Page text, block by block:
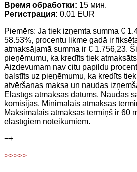
Время обработки: 15 мин.
Регистрация: 0.01 EUR
Piemērs: Ja tiek izņemta summa €
58.53%, procentu likme gadā ir
atmaksājamā summa ir € 1.756,23.
pieņēmumu, ka kredīts tiek
Aizdevumam nav citu papildu
balstīts uz pieņēmumu, ka kredīts
atvēršanas maksa un naudas
Elastīgs atmaksas datums. Naudas
komisijas. Minimālais atmaksas
Maksimālais atmaksas termiņš ir 60
elastīgiem noteikumiem.
−+
>>>>>